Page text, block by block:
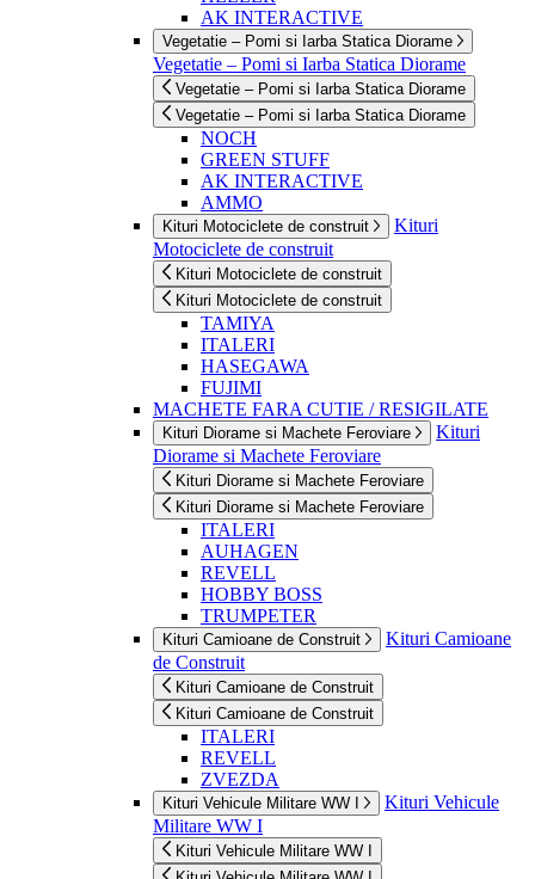
AK INTERACTIVE
Vegetatie – Pomi si Iarba Statica Diorame
Vegetatie – Pomi si Iarba Statica Diorame
Vegetatie – Pomi si Iarba Statica Diorame
Vegetatie – Pomi si Iarba Statica Diorame
NOCH
GREEN STUFF
AK INTERACTIVE
AMMO
Kituri Motociclete de construit
Kituri
Motociclete de construit
Kituri Motociclete de construit
Kituri Motociclete de construit
TAMIYA
ITALERI
HASEGAWA
FUJIMI
MACHETE FARA CUTIE / RESIGILATE
Kituri Diorame si Machete Feroviare
Kituri
Diorame si Machete Feroviare
Kituri Diorame si Machete Feroviare
Kituri Diorame si Machete Feroviare
ITALERI
AUHAGEN
REVELL
HOBBY BOSS
TRUMPETER
Kituri Camioane de Construit
Kituri Camioane
de Construit
Kituri Camioane de Construit
Kituri Camioane de Construit
ITALERI
REVELL
ZVEZDA
Kituri Vehicule Militare WW I
Kituri Vehicule
Militare WW I
Kituri Vehicule Militare WW I